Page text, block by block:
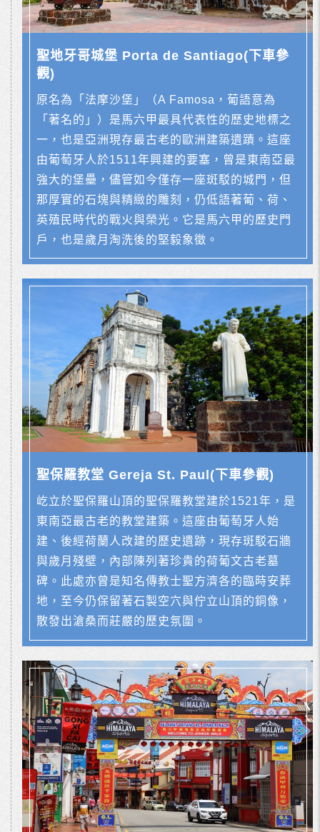
聖地牙哥城堡 Porta de Santiago(下車參
觀)
原名為「法摩沙堡」（A Famosa，葡語意為
「著名的」）是馬六甲最具代表性的歷史地標之
一，也是亞洲現存最古老的歐洲建築遺蹟。這座
由葡萄牙人於1511年興建的要塞，曾是東南亞最
強大的堡壘，儘管如今僅存一座斑駁的城門，但
那厚實的石塊與精緻的雕刻，仍低語著葡、荷、
英殖民時代的戰火與榮光。它是馬六甲的歷史門
戶，也是歲月淘洗後的堅毅象徵。
聖保羅教堂 Gereja St. Paul(下車參觀)
屹立於聖保羅山頂的聖保羅教堂建於1521年，是
東南亞最古老的教堂建築。這座由葡萄牙人始
建、後經荷蘭人改建的歷史遺跡，現存斑駁石牆
與歲月殘壁，內部陳列著珍貴的荷葡文古老墓
碑。此處亦曾是知名傳教士聖方濟各的臨時安葬
地，至今仍保留著石製空穴與佇立山頂的銅像，
散發出滄桑而莊嚴的歷史氛圍。